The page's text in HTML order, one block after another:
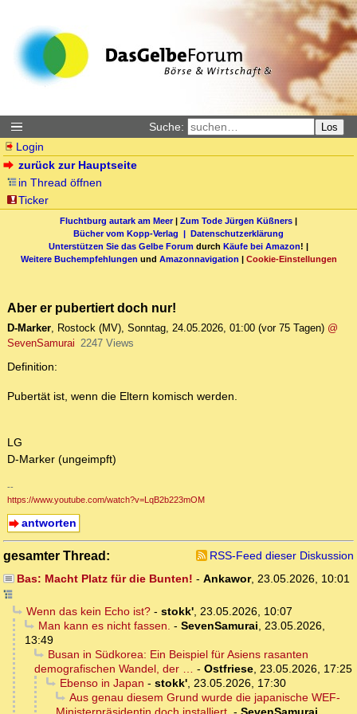
Suche: Los
Login
zurück zur Hauptseite
in Thread öffnen
Ticker
Fluchtburg autark am Meer| Zum Tode Jürgen Küßners |
Bücher vom Kopp-Verlag | Datenschutzerklärung
Unterstützen Sie das Gelbe Forum durch Käufe bei Amazon! |
Weitere Buchempfehlungen und Amazonnavigation | Cookie-Einstellungen
Aber er pubertiert doch nur!
D-Marker, Rostock (MV), Sonntag, 24.05.2026, 01:00 (vor 75 Tagen) @
SevenSamurai 2247 Views
Definition:
Pubertät ist, wenn die Eltern komisch werden.
LG
D-Marker (ungeimpft)
--
https://www.youtube.com/watch?v=LqB2b223mOM
antworten
gesamter Thread:
RSS-Feed dieser Diskussion
Bas: Macht Platz für die Bunten! - Ankawor, 23.05.2026, 10:01
Wenn das kein Echo ist?- stokk', 23.05.2026, 10:07
Man kann es nicht fassen. - SevenSamurai, 23.05.2026,
13:49
Busan in Südkorea: Ein Beispiel für Asiens rasanten
demografischen Wandel, der … - Ostfriese, 23.05.2026, 17:25
Ebenso in Japan - stokk', 23.05.2026, 17:30
Aus genau diesem Grund wurde die japanische WEF-